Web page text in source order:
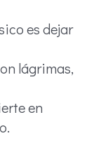
es dejar
lágrimas,
en